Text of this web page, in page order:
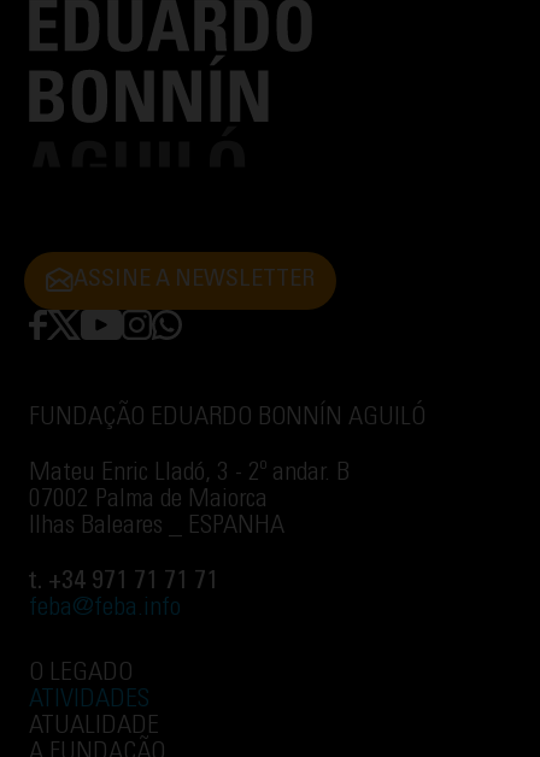
ASSINE A NEWSLETTER
FUNDAÇÃO EDUARDO BONNÍN AGUILÓ
Mateu Enric Lladó, 3 - 2º andar. B
07002 Palma de Maiorca
Ilhas Baleares _ ESPANHA
t. +34 971 71 71 71
feba@feba.info
O LEGADO
ATIVIDADES
ATUALIDADE